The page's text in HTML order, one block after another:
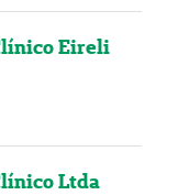
Eireli
Ltda